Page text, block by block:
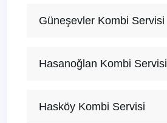
Güneşevler Kombi Servisi
Hasanoğlan Kombi Servisi
Hasköy Kombi Servisi